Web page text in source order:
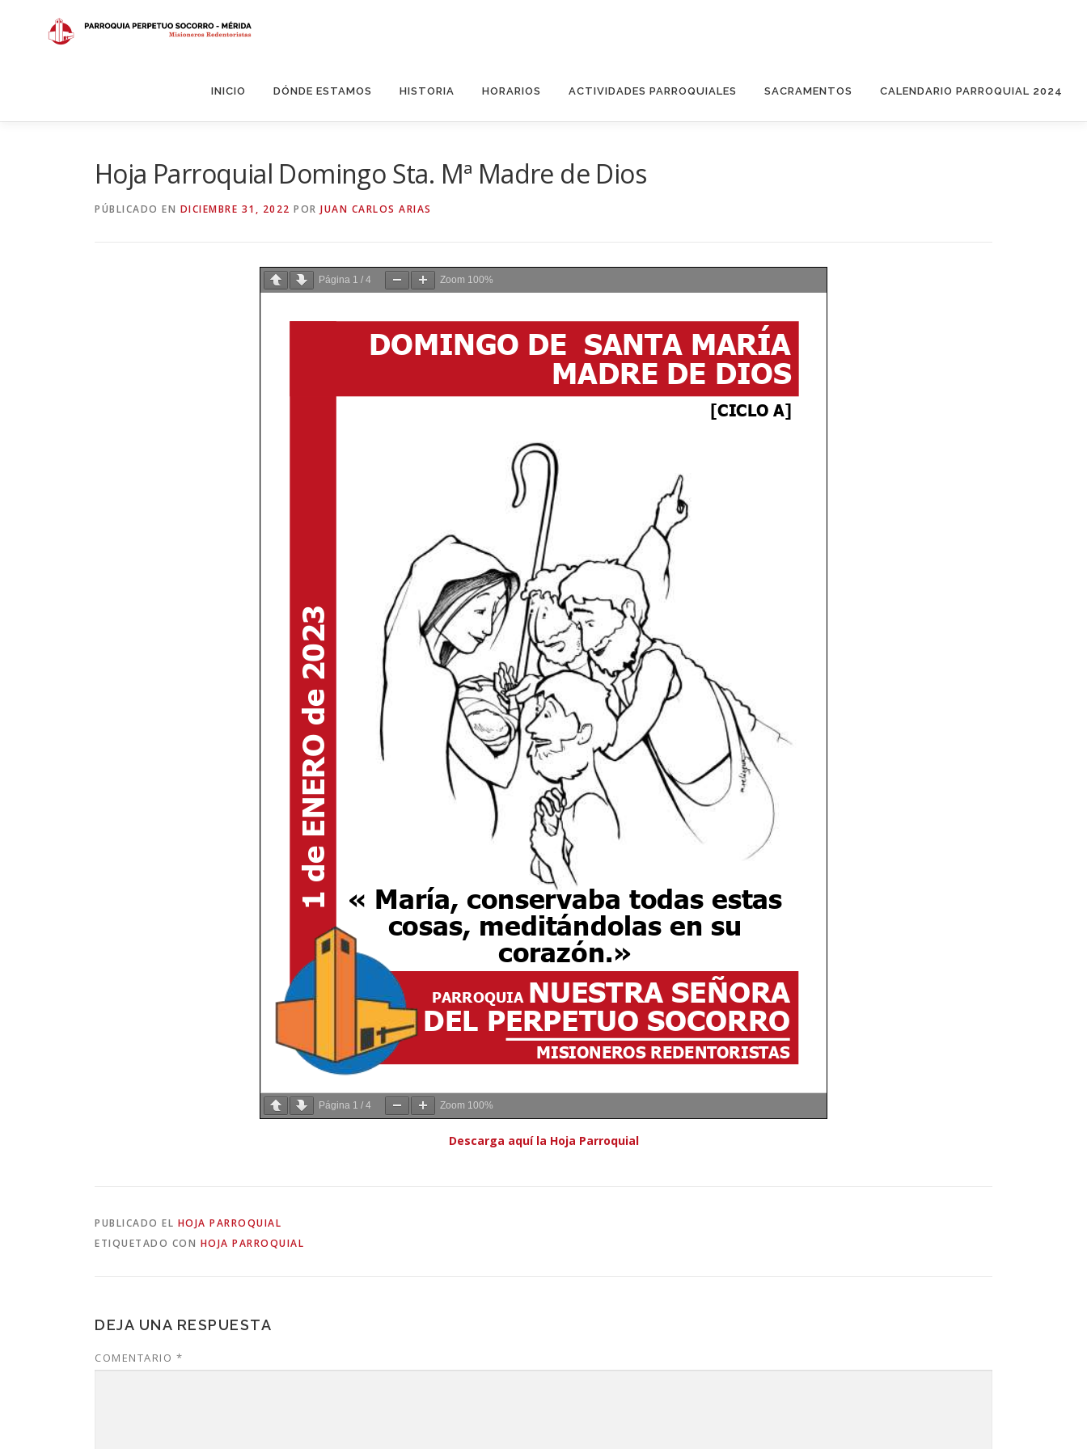
contenido
INICIO DÓNDE ESTAMOS HISTORIA HORARIOS ACTIVIDADES PARROQUIALES SACRAMENTOS CALENDARIO PARROQUIAL 2024
Hoja Parroquial Domingo Sta. Mª Madre de Dios
PÚBLICADO EN DICIEMBRE 31, 2022 POR JUAN CARLOS ARIAS
Página 1 / 4 Zoom 100%
Página 1 / 4 Zoom 100%
Descarga aquí la Hoja Parroquial
PUBLICADO EL HOJA PARROQUIAL
ETIQUETADO CON HOJA PARROQUIAL
DEJA UNA RESPUESTA
COMENTARIO *